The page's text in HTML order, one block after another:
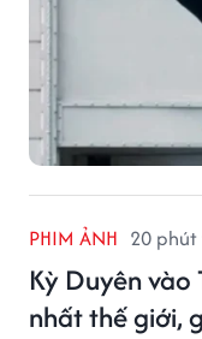
PHIM ẢNH 20
Kỳ Duyên
nhất thế giới,